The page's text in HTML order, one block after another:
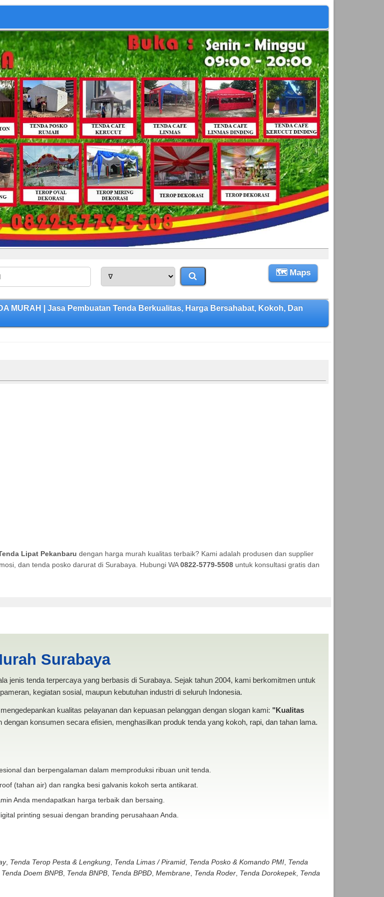
🗺 Maps
MURAH | Jasa Pembuatan Tenda Berkualitas, Harga Bersahabat, Kokoh, Dan
Lipat Pekanbaru dengan harga murah kualitas terbaik? Kami adalah produsen dan supplier
dan tenda posko darurat di Surabaya. Hubungi WA0822-5779-5508untuk konsultasi gratis dan
Surabaya
jenis tenda terpercaya yang berbasis di Surabaya. Sejak tahun 2004, kami berkomitmen untuk
kegiatan sosial, maupun kebutuhan industri di seluruh Indonesia.
kualitas pelayanan dan kepuasan pelanggan dengan slogan kami: "Kualitas
dengan konsumen secara efisien, menghasilkan produk tenda yang kokoh, rapi, dan tahan lama.
dan berpengalaman dalam memproduksi ribuan unit tenda.
(tahan air) dan rangka besi galvanis kokoh serta antikarat.
Anda mendapatkan harga terbaik dan bersaing.
printing sesuai dengan branding perusahaan Anda.
, Tenda Terop Pesta & Lengkung, Tenda Limas / Piramid, Tenda Posko & Komando PMI, Tenda
Tenda Doem BNPB, Tenda BNPB, Tenda BPBD, Membrane, Tenda Roder, Tenda Dorokepek, Tenda